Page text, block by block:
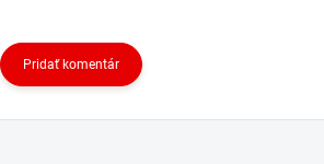
Pridať komentár